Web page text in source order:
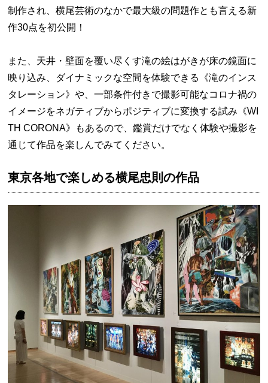
制作され、横尾芸術のなかで最大級の問題作とも言える新
作30点を初公開！
また、天井・壁面を覆い尽くす滝の絵はがきが床の鏡面に
映り込み、ダイナミックな空間を体験できる《滝のインス
タレーション》や、一部条件付きで撮影可能なコロナ禍の
イメージをネガティブからポジティブに変換する試み《WI
TH CORONA》もあるので、鑑賞だけでなく体験や撮影を
通じて作品を楽しんでみてください。
東京各地で楽しめる横尾忠則の作品